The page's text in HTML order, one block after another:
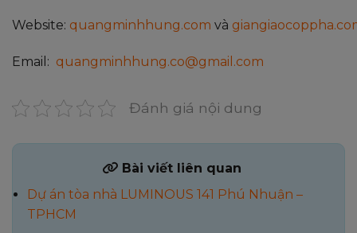
Website: quangminhhung.com và
Email: quangminhhung.co@gmail.com
Đánh giá nội dung
Bài viết liên quan
Dự án tòa nhà LUMINOUS 141 Phú Nhuận –
TPHCM